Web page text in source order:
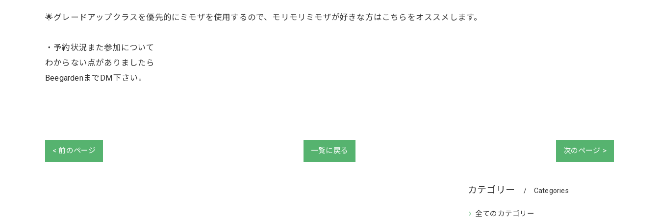
🌟グレードアップクラスを優先的にミモザを使用するので、モリモリミモザが好きな方はこちらをオススメします。
・予約状況また参加について
わからない点がありましたら
BeegardenまでDM下さい。
< 前のページ 一覧に戻る 次のページ >
カテゴリー Categories
全てのカテゴリー